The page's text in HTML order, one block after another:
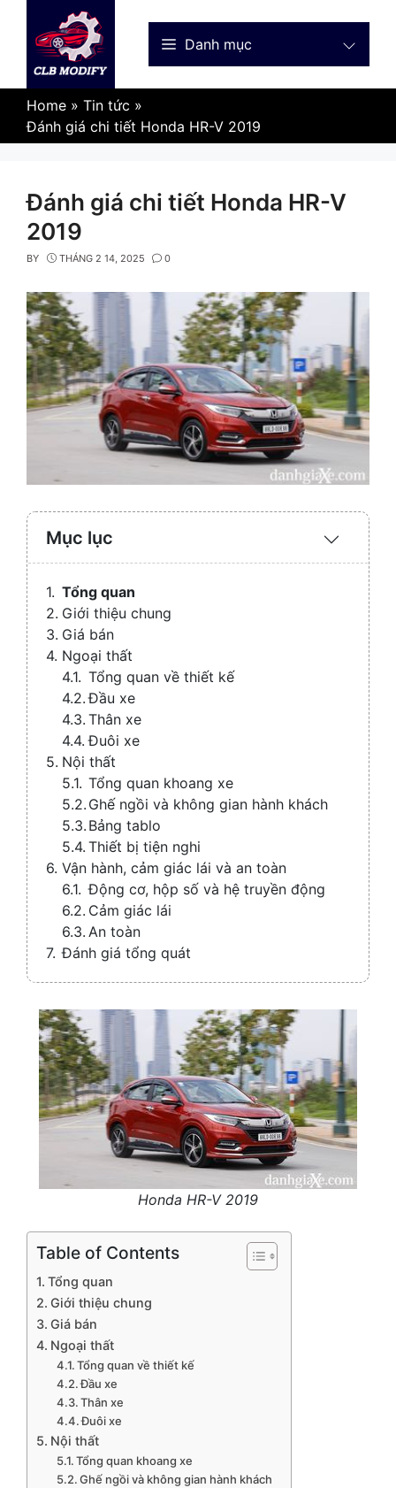
content
Danh mục
Home » Tin tức »
Đánh giá chi tiết Honda HR-V 2019
Đánh giá chi tiết Honda HR-V
2019
BY THÁNG 2 14, 2025 0
Mục lục
Expand
/
Tổng quan
Giới thiệu chung
Giá bán
Ngoại thất
Tổng quan về thiết kế
Đầu xe
Thân xe
Đuôi xe
Nội thất
Tổng quan khoang xe
Ghế ngồi và không gian hành khách
Bảng tablo
Thiết bị tiện nghi
Vận hành, cảm giác lái và an toàn
Động cơ, hộp số và hệ truyền động
Cảm giác lái
An toàn
Đánh giá tổng quát
Honda HR-V 2019
Table of Contents
Tổng quan
Giới thiệu chung
Giá bán
Ngoại thất
Tổng quan về thiết kế
Đầu xe
Thân xe
Đuôi xe
Nội thất
Tổng quan khoang xe
Ghế ngồi và không gian hành khách